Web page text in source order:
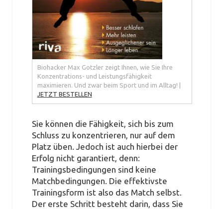
Biohacker Max Gotzler zeigt Ihnen, wie Sie Ihre
Konzentrations- und Leistungsfähigkeit
maximieren. Und zwar beim Sport und im Alltag! |
JETZT BESTELLEN
Sie können die Fähigkeit, sich bis zum
Schluss zu konzentrieren, nur auf dem
Platz üben. Jedoch ist auch hierbei der
Erfolg nicht garantiert, denn:
Trainingsbedingungen sind keine
Matchbedingungen. Die effektivste
Trainingsform ist also das Match selbst.
Der erste Schritt besteht darin, dass Sie